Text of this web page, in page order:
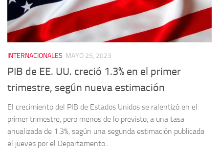
INTERNACIONALES MAYO 25, 2023
PIB de EE. UU. creció 1.3% en el primer
trimestre, según nueva estimación
El crecimiento del PIB de Estados Unidos se ralentizó en el
primer trimestre, pero menos de lo previsto, a una tasa
anualizada de 1.3%, según una segunda estimación publicada
el jueves por el Departamento...